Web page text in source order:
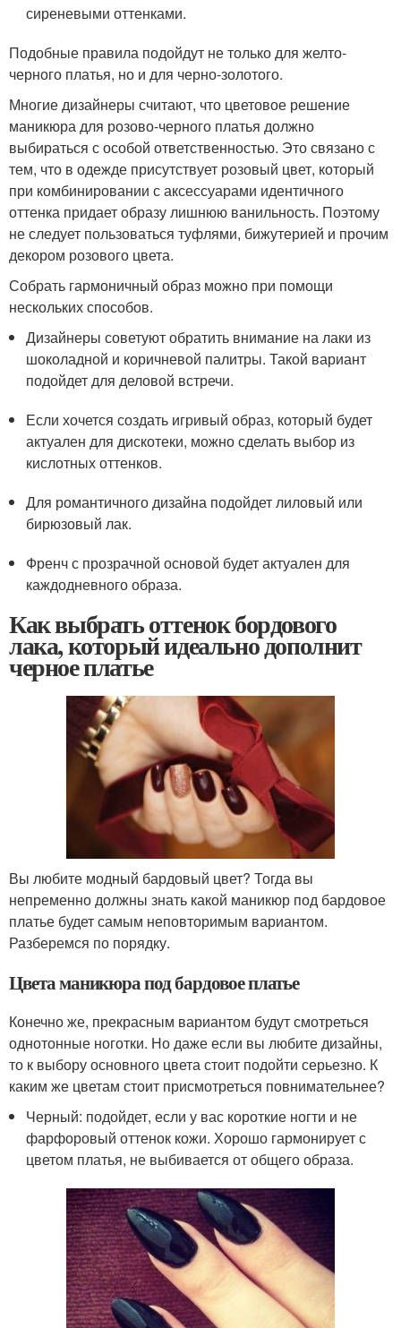
сиреневыми оттенками.
Подобные правила подойдут не только для желто-
черного платья, но и для черно-золотого.
Многие дизайнеры считают, что цветовое решение
маникюра для розово-черного платья должно
выбираться с особой ответственностью. Это связано с
тем, что в одежде присутствует розовый цвет, который
при комбинировании с аксессуарами идентичного
оттенка придает образу лишнюю ванильность. Поэтому
не следует пользоваться туфлями, бижутерией и прочим
декором розового цвета.
Собрать гармоничный образ можно при помощи
нескольких способов.
Дизайнеры советуют обратить внимание на лаки из
шоколадной и коричневой палитры. Такой вариант
подойдет для деловой встречи.
Если хочется создать игривый образ, который будет
актуален для дискотеки, можно сделать выбор из
кислотных оттенков.
Для романтичного дизайна подойдет лиловый или
бирюзовый лак.
Френч с прозрачной основой будет актуален для
каждодневного образа.
Как выбрать оттенок бордового
лака, который идеально дополнит
черное платье
Вы любите модный бардовый цвет? Тогда вы
непременно должны знать какой маникюр под бардовое
платье будет самым неповторимым вариантом.
Разберемся по порядку.
Цвета маникюра под бардовое платье
Конечно же, прекрасным вариантом будут смотреться
однотонные ноготки. Но даже если вы любите дизайны,
то к выбору основного цвета стоит подойти серьезно. К
каким же цветам стоит присмотреться повнимательнее?
Черный: подойдет, если у вас короткие ногти и не
фарфоровый оттенок кожи. Хорошо гармонирует с
цветом платья, не выбивается от общего образа.